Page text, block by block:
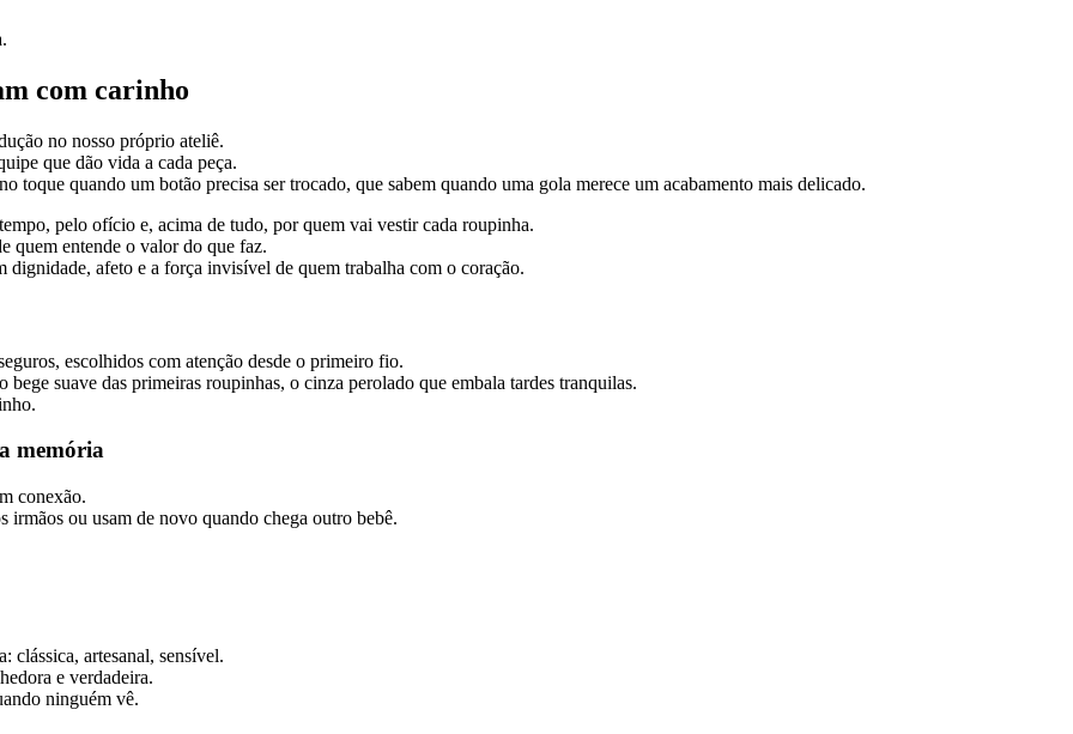
com carinho
no nosso próprio ateliê.
que dão vida a cada peça.
toque quando um botão precisa ser trocado, que sabem quando uma gola merece um acabamento mais delicado.
pelo ofício e, acima de tudo, por quem vai vestir cada roupinha.
quem entende o valor do que faz.
dignidade, afeto e a força invisível de quem trabalha com o coração.
escolhidos com atenção desde o primeiro fio.
suave das primeiras roupinhas, o cinza perolado que embala tardes tranquilas.
memória
conexão.
irmãos ou usam de novo quando chega outro bebê.
clássica, artesanal, sensível.
e verdadeira.
ninguém vê.